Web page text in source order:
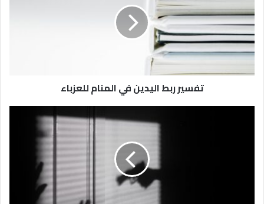
تفسير ربط اليدين في المنام للعزباء